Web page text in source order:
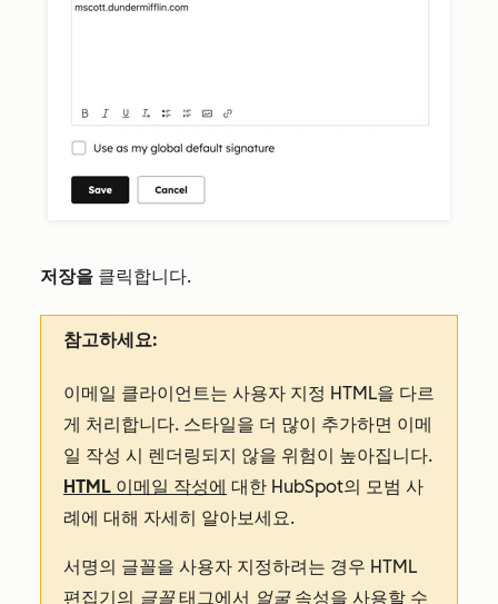
저장을 클릭합니다.
참고하세요:
이메일 클라이언트는 사용자 지정 HTML을 다르
게 처리합니다. 스타일을 더 많이 추가하면 이메
일 작성 시 렌더링되지 않을 위험이 높아집니다.
HTML 이메일 작성에 대한 HubSpot의 모범 사
례에 대해 자세히 알아보세요.
서명의 글꼴을 사용자 지정하려는 경우 HTML
편집기의 글꼴태그에서 얼굴속성을 사용할 수